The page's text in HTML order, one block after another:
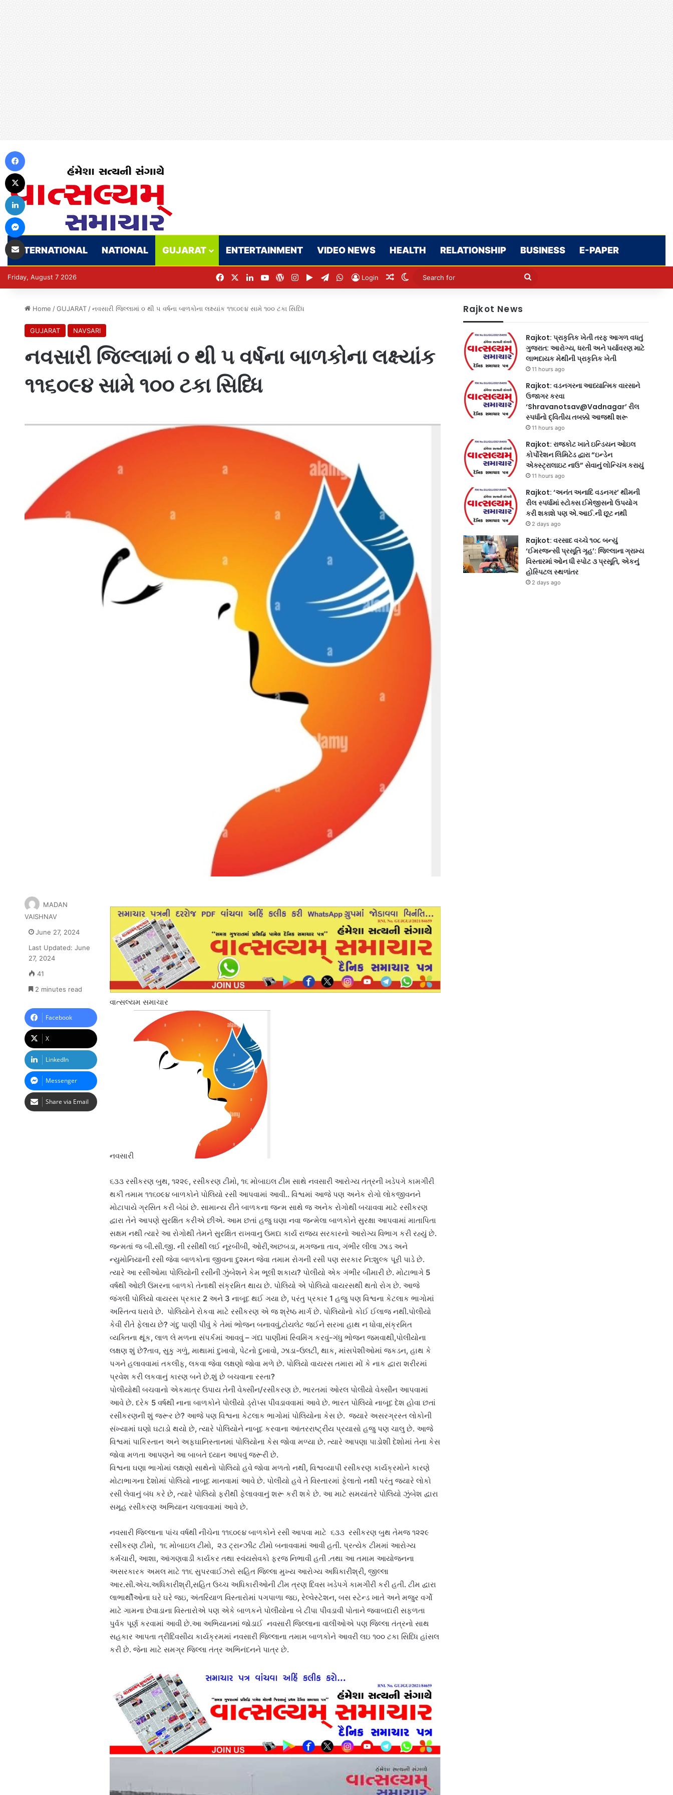
INTERNATIONAL NATIONAL GUJARAT ENTERTAINMENT VIDEO NEWS HEALTH RELATIONSHIP BUSINESS E-PAPER
Friday, August 7 2026 FacebookLinkedInYouTubeWordPress
Instagram
Google Play
Telegram
WhatsApp
Login Random Article
Switch skin
Search
Home / GUJARAT / નવસારી જિલ્લામાં ૦ થી ૫ વર્ષના બાળકોના લક્ષ્યાંક ૧૧૬૦૯૪ સામે ૧૦૦ ટકા સિધ્ધિ
GUJARAT NAVSARI
નવસારી જિલ્લામાં ૦ થી ૫ વર્ષના બાળકોના લક્ષ્યાંક
૧૧૬૦૯૪ સામે ૧૦૦ ટકા સિધ્ધિ
વાત્સલ્યમ સમાચાર
નવસારી
૬૩૩ રસીકરણ બુથ, ૧૨૨૯, રસીકરણ ટીમો, ૧૬ મોબાઇલ ટીમ સાથે નવસારી આરોગ્ય તંત્રની ખડેપગે કામગીરી
થકી તમામ ૧૧૬૦૯૪ બાળકોને પોલિયો રસી આપવામાં આવી.. વિશ્વમાં આજે પણ અનેક રોગો લોકજીવનને
મોટાપાયે ગ્રસિત કરી બેઠાં છે. સામાન્ય રીતે બાળકના જન્મ સાથે જ અનેક રોગોથી બચાવવા માટે રસીકરણ
દ્વારા તેને આપણે સુરક્ષિત કરીએ છીએ. આમ છતાં હજુ ઘણા નવા જન્મેલા બાળકોને સુરક્ષા આપવામાં માતાપિતા
સક્ષમ નથી ત્યારે આ રોગોથી તેમને સુરક્ષિત રાખવાનુ ઉમદા કાર્ય રાજય સરકારનો આરોગ્ય વિભાગ કરી રહ્યું છે.
જન્મતાં જ બી.સી.જી. ની રસીથી લઈ નૂરબીબી, ઓરી,અછબડા, મગજના તાવ, ગંભીર લીલા ઝાડ અને
ન્યુમોનિયાની રસી જેવા બાળકોના જીવના દુશ્મન જેવા તમામ રોગની રસી પણ સરકાર નિ:શુલ્ક પૂરી પાડે છે.
ત્યારે આ રસીઓમા પોલિયોની રસીની ઝુંબેશને કેમ ભૂલી શકાય? પોલીયો એક ગંભીર બીમારી છે. મોટાભાગે 5
વર્ષથી ઓછી ઉંમરના બાળકો તેનાથી સંક્રમિત થાય છે. પોલિયો એ પોલિયો વાયરસથી થતો રોગ છે. આજે
જંગલી પોલિયો વાયરસ પ્રકાર 2 અને 3 નાબૂદ થઈ ગયા છે, પરંતુ પ્રકાર 1 હજુ પણ વિશ્વના કેટલાક ભાગોમાં
અસ્તિત્વ ધરાવે છે. પોલિયોને રોકવા માટે રસીકરણ એ જ શ્રેષ્ઠ માર્ગ છે. પોલિયોનો કોઈ ઈલાજ નથી.પોલીયો
કેવી રીતે ફેલાય છે? ગંદુ પાણી પીવું કે તેમાં ભોજન બનાવવું,ટોયલેટ જઈને સરખા હાથ ન ધોવા,સંક્રમિત
વ્યક્તિના થૂંક, લાળ લે મળના સંપર્કમાં આવવું – ગંદા પાણીમાં સ્વિમિંગ કરવું-ગંધુ ભોજન જમવાથી,પોલીયોના
લક્ષણ શું છે?તાવ, સુકુ ગળું, માથામાં દુખાવો, પેટનો દુખાવો, ઝાડા-ઉલટી, થાક, માંસપેશીઓમાં જકડન, હાથ કે
પગને હલાવવામાં તકલીફ, લકવા જેવા લક્ષણો જોવા મળે છે. પોલિયો વાયરસ તમારા મોં કે નાક દ્વારા શરીરમાં
પ્રવેશ કરી લકવાનું કારણ બને છે.શું છે બચવાના રસ્તા?
પોલીયોથી બચવાનો એકમાત્ર ઉપાય તેની વેક્સીન/રસીકરણ છે. ભારતમાં ઓરલ પોલીયો વેક્સીન આપવામાં
આવે છે. દરેક 5 વર્ષથી નાના બાળકોને પોલીયો ડ્રોપ્સ પીવડાવવામાં આવે છે. ભારત પોલિયો નાબૂદ દેશ હોવા છતાં
રસીકરણની શું જરૂર છે? આજે પણ વિશ્વના કેટલાક ભાગોમાં પોલિયોના કેસ છે. જ્યારે અસરગ્રસ્ત લોકોની
સંખ્યામાં ઘણો ઘટાડો થયો છે, ત્યારે પોલિયોને નાબૂદ કરવાના આંતરરાષ્ટ્રીય પ્રયાસો હજુ પણ ચાલુ છે. આજે
વિશ્વમાં પાકિસ્તાન અને અફઘાનિસ્તાનમાં પોલિયોના કેસ જોવા મળ્યા છે. ત્યારે આપણા પાડોશી દેશોમાં તેના કેસ
જોવા મળતા આપણને આ બાબતે ધ્યાન આપવું જરૂરી છે.
વિશ્વના ઘણા ભાગોમાં લક્ષણો સાથેનો પોલિયો હવે જોવા મળતો નથી, વિશ્વવ્યાપી રસીકરણ કાર્યક્રમોને કારણે
મોટાભાગના દેશોમાં પોલિયો નાબૂદ માનવામાં આવે છે. પોલીયો હવે તે વિસ્તારમાં ફેલાતો નથી પરંતુ જ્યારે લોકો
રસી લેવાનું બંધ કરે છે, ત્યારે પોલિયો ફરીથી ફેલાવવાનું શરૂ કરી શકે છે. આ માટે સમયાંતરે પોલિયો ઝુંબેશ દ્વારા
સમૂહ રસીકરણ અભિયાન ચલાવવામાં આવે છે.
નવસારી જિલ્લાના પાંચ વર્ષથી નીચેના ૧૧૬૦૯૪ બાળકોને રસી આપવા માટે ૬૩૩ રસીકરણ બુથ તેમજ ૧૨૨૯
રસીકરણ ટીમો, ૧૬ મોબાઇલ ટીમો, ૨૩ ટ્રાન્ઝીટ ટીમો બનાવવામાં આવી હતી. પ્રત્યેક ટીમમાં આરોગ્ય
કર્મચારી, આશા, આંગણવાડી કાર્યકર તથા સ્વંયસેવકો ફરજ નિભાવી હતી .તથા આ તમામ આયોજનના
અસરકારક અમલ માટે ૧૧૬ સુપરવાઈઝરો સહિત જિલ્લા મુખ્ય આરોગ્ય અધિકારીશ્રી, જીલ્લા
આર.સી.એચ.અધિકારીશ્રી,સહિત ઉચ્ચ અધિકારીઓની ટીમ ત્રણ દિવસ ખડેપગે કામગીરી કરી હતી. ટીમ દ્વારા
લાભાર્થીઓના ઘરે ઘરે જઇ, અંતરિયાળ વિસ્તારોમાં પગપાળા જઇ, રેલ્વેસ્ટેશન, બસ સ્ટેન્ડ ખાતે અને મજુર વર્ગો
માટે ગામના છેવાડાના વિસ્તારોએ પણ એકે બાળકને પોલીયોના બે ટીપા પીવડાવી પોતાને જવાબદારી સફળતા
પુર્વક પૂર્ણ કરવામાં આવી છે.આ અભિયાનમાં જોડાઈ નવસારી જિલ્લાના વાલીઓએ પણ જિલ્લા તંત્રનો સાથ
સહકાર આપતા ત્રીદિવસીય કાર્યક્રમમાં નવસારી જિલ્લાના તમામ બાળકોને આવરી લઇ ૧૦૦ ટકા સિધ્ધિ હાંસલ
કરી છે. જેના માટે સમગ્ર જિલ્લા તંત્ર અભિનંદનને પાત્ર છે.
MADAN
VAISHNAV
June 27, 2024
Last Updated: June
27, 2024
41
2 minutes read
Facebook
X
LinkedIn
Messenger
Share via Email
Rajkot News
Rajkot: પ્રાકૃતિક ખેતી તરફ આગળ વધતું
ગુજરાત: આરોગ્ય, ધરતી અને પર્યાવરણ માટે
લાભદાયક મેથીની પ્રાકૃતિક ખેતી
11 hours ago
Rajkot: વડનગરના આધ્યાત્મિક વારસાને
ઉજાગર કરવા
‘Shravanotsav@Vadnagar’ રીલ
સ્પર્ધાનો દ્વિતીય તબક્કો આજથી શરૂ
11 hours ago
Rajkot: રાજકોટ ખાતે ઇન્ડિયન ઓઇલ
કોર્પોરેશન લિમિટેડ દ્વારા “ઇન્ડેન
એક્સ્ટ્રાલાઇટ નાઉ” સેવાનું લોન્ચિંગ કરાયું
11 hours ago
Rajkot: ‘અનંત અનાદિ વડનગર’ થીમની
રીલ સ્પર્ધામાં સ્ટોક્સ ઈમેજીસનો ઉપયોગ
કરી શકાશે પણ એ.આઈ.ની છૂટ નથી
2 days ago
Rajkot: વરસાદ વચ્ચે ૧૦૮ બન્યું
‘ઈમરજન્સી પ્રસૂતિ ગૃહ’: જિલ્લાના ગ્રામ્ય
વિસ્તારમાં ઓન ધી સ્પોટ ૩ પ્રસૂતિ, એકનું
હોસ્પિટલ સ્થળાંતર
2 days ago
LinkedIn